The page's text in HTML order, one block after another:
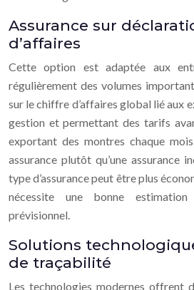
Assurance sur
d’affaires
Cette option est adaptée aux
régulièrement des volumes
sur le chiffre d’affaires global lié aux
gestion et permettant des tarifs
exportant des montres chaque
assurance plutôt qu’une assurance
type d’assurance peut être plus
nécessite une bonne
prévisionnel.
Solutions
de traçabilité
Les technologies modernes offrent